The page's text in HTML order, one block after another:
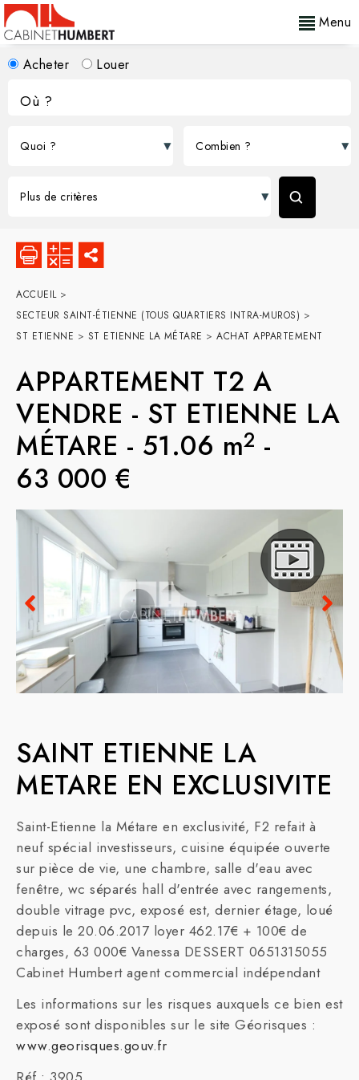
Menu
Acheter Louer
ACCUEIL>
SECTEUR SAINT-ÉTIENNE (TOUS QUARTIERS INTRA-MUROS) >
ST ETIENNE > ST ETIENNE LA MÉTARE > ACHAT APPARTEMENT
APPARTEMENT T2 A
VENDRE - ST ETIENNE LA
MÉTARE - 51.06 m2 -
63 000 €
SAINT ETIENNE LA
METARE EN EXCLUSIVITE
Saint-Etienne la Métare en exclusivité, F2 refait à
neuf spécial investisseurs, cuisine équipée ouverte
sur pièce de vie, une chambre, salle d'eau avec
fenêtre, wc séparés hall d'entrée avec rangements,
double vitrage pvc, exposé est, dernier étage, loué
depuis le 20.06.2017 loyer 462.17€ + 100€ de
charges, 63 000€ Vanessa DESSERT 0651315055
Cabinet Humbert agent commercial indépendant
Les informations sur les risques auxquels ce bien est
exposé sont disponibles sur le site Géorisques :
www.georisques.gouv.fr